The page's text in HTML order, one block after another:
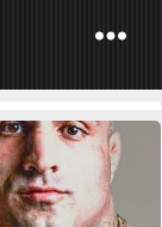
Rodrigues Jr.
na KSW 64!